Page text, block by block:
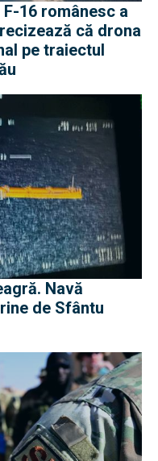
16 românesc a
că drona
pe traiectul
Navă
de Sfântu